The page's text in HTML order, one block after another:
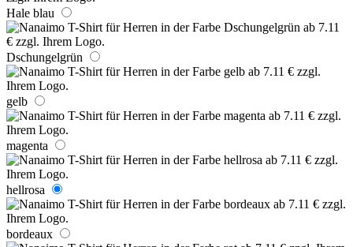
Hale blau
Dschungelgrün
gelb
magenta
hellrosa
bordeaux